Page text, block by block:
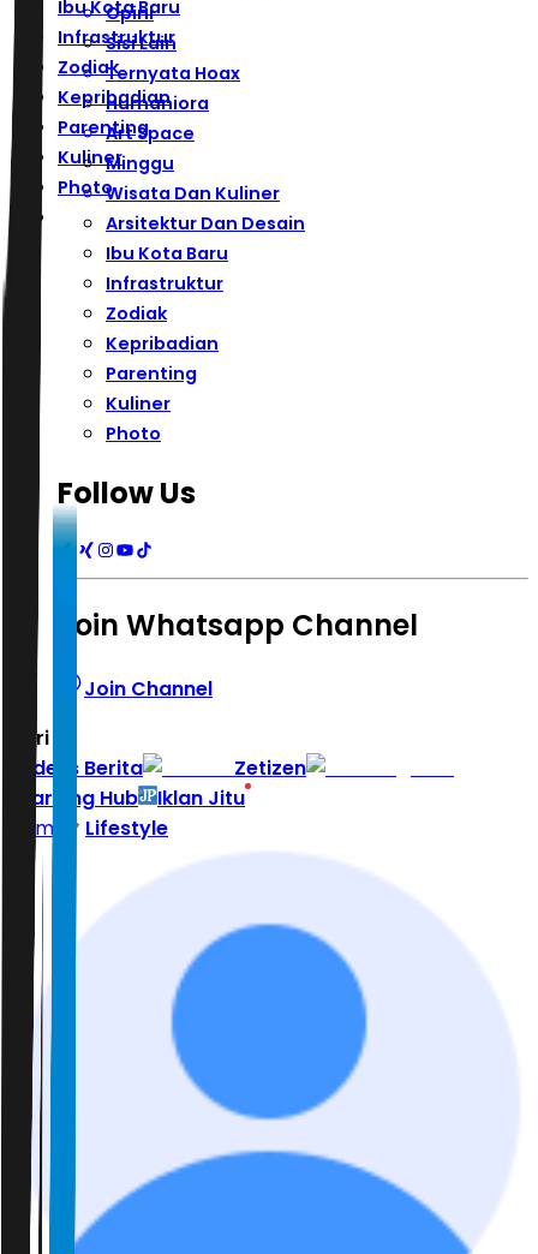
Ibu Kota Baru
Infrastruktur
Zodiak
Kepribadian
Parenting
Kuliner
Photo
Opini
Sisi Lain
Ternyata Hoax
Humaniora
Art Space
Minggu
Wisata Dan Kuliner
Arsitektur Dan Desain
Ibu Kota Baru
Infrastruktur
Zodiak
Kepribadian
Parenting
Kuliner
Photo
Follow Us
Join Whatsapp Channel
Join Channel
Hari ini
Indeks Berita
Zetizen
Learning Hub
Iklan Jitu
Home
Lifestyle